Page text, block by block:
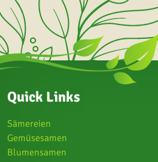
Quick Links
Sämereien
Gemüsesamen
Blumensamen